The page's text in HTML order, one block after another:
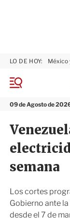
M
n
09 de Agosto de
LO DE HOY: México
semana
Los cortes
Gobierno ante
desde el 7 de